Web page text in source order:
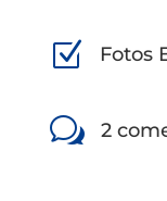
Z Fotos
w 2